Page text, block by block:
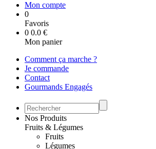
Mon compte
0
Favoris
0 0.0 €
Mon panier
Comment ça marche ?
Je commande
Contact
Gourmands Engagés
Nos Produits
Fruits & Légumes
Fruits
Légumes